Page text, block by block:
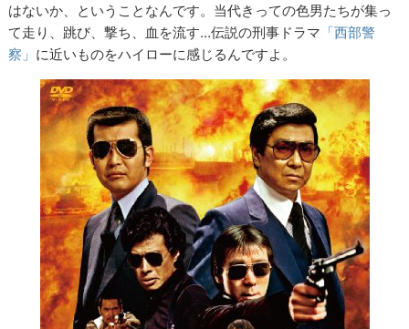
はないか、ということなんです。当代きっての色男たちが集っ
て走り、跳び、撃ち、血を流す…伝説の刑事ドラマ 「西部警
察」 に近いものをハイローに感じるんですよ。